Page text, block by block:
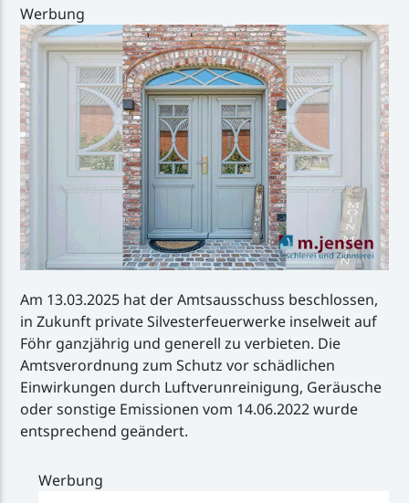
Handystream
Werbung
Am 13.03.2025 hat der Amtsausschuss beschlossen,
in Zukunft private Silvesterfeuerwerke inselweit auf
Föhr ganzjährig und generell zu verbieten. Die
Amtsverordnung zum Schutz vor schädlichen
Einwirkungen durch Luftverunreinigung, Geräusche
oder sonstige Emissionen vom 14.06.2022 wurde
entsprechend geändert.
Werbung